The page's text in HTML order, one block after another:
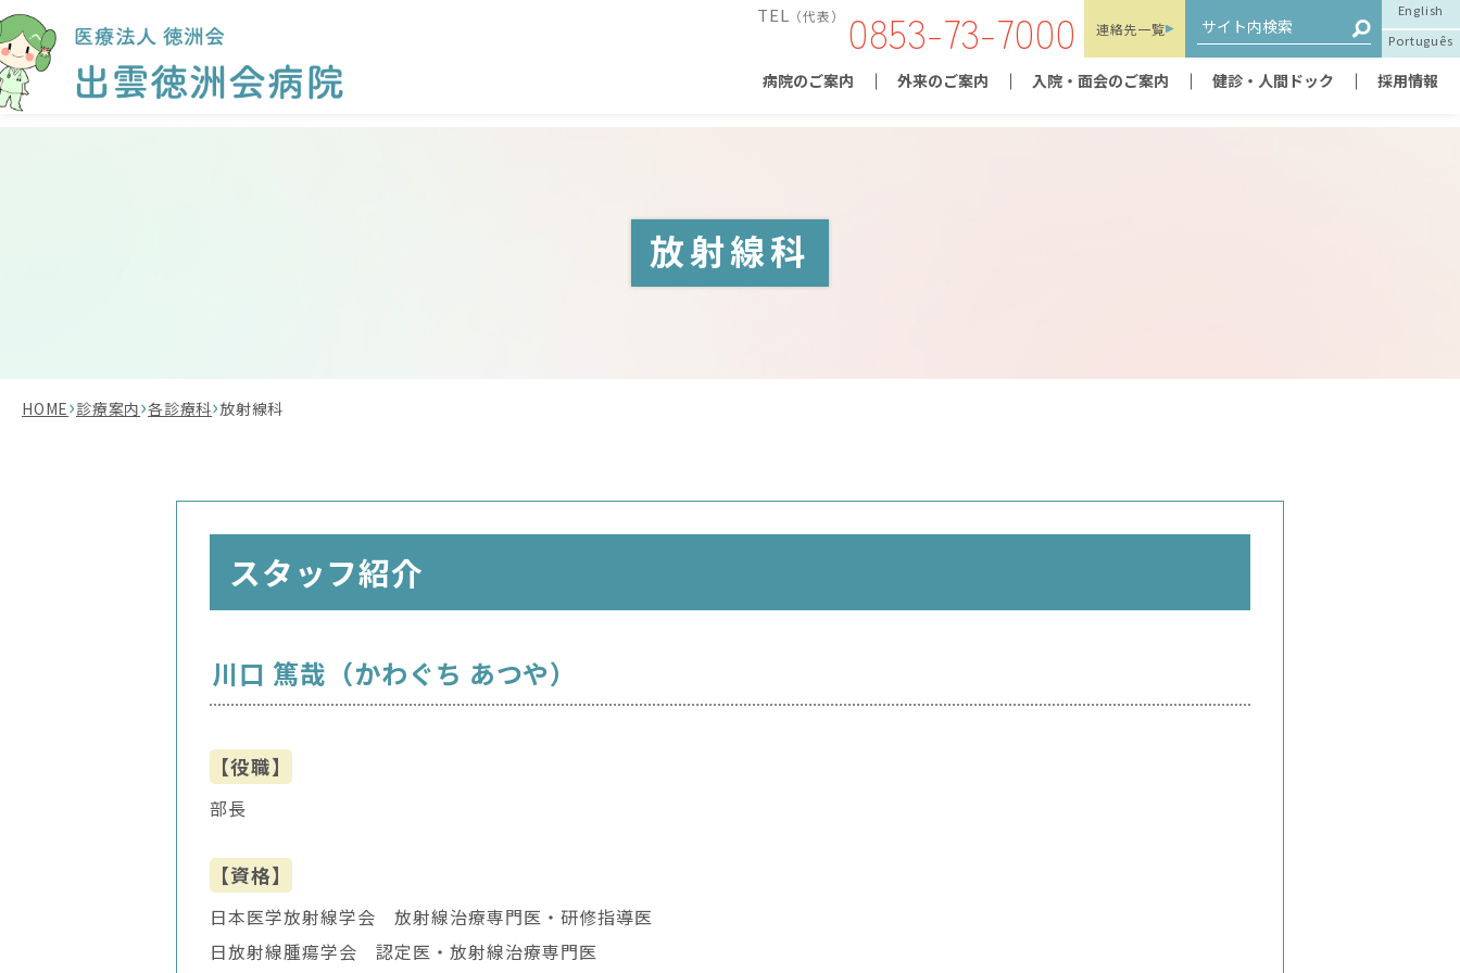
TEL （代表） 0853-73-7000 連絡先一覧
English
Português
病院のご案内 外来のご案内 入院・面会のご案内 健診・人間ドック 採用情報
放射線科
HOME›診療案内›各診療科›放射線科
スタッフ紹介
川口 篤哉（かわぐち あつや）
【役職】
部長
【資格】
日本医学放射線学会 放射線治療専門医・研修指導医
日放射線腫瘍学会 認定医・放射線治療専門医